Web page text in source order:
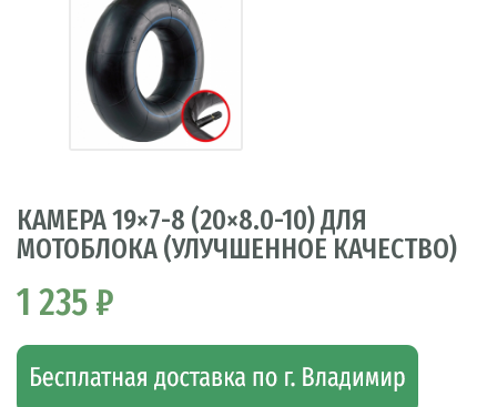
КАМЕРА 19×7-8 (20×8.0-10) ДЛЯ
МОТОБЛОКА (УЛУЧШЕННОЕ КАЧЕСТВО)
1 235 ₽